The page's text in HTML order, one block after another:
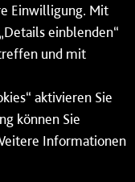
.
Einwilligung. Mit
einblenden“
und mit
aktivieren Sie
können Sie
Informationen